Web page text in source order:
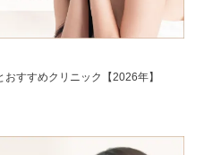
すすめクリニック【2026年】